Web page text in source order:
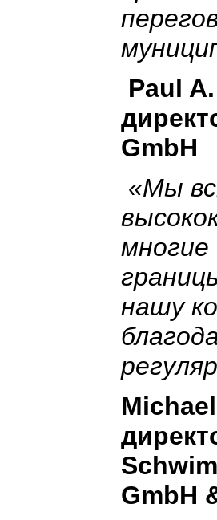
Paul
GmbH
«Мы
многие
нашу
GmbH